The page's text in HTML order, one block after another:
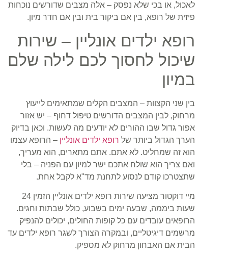
לאכול, או בכי שלא נפסק – אלה מצבים שדורשים נוכחות
פיזית של רופא, בין אם ביקור בית ובין אם חדר מיון.
רופא ילדים אונליין – שירות
שיכול לחסוך לכם לילה שלם
במיון
בין שני הקצוות – המצבים הקלים שמתאימים לייעוץ
מרחוק, לבין המצבים הדורשים טיפול דחוף – יש אזור
אפור גדול שבו ההורים לא יודעים מה לעשות. וכאן בדיוק
הערך הגדול ביותר של רופא ילדים אונליין – הרופא עצמו
הוא זה שמחליט. לא אתם. אתם מתארים, הוא מעריך,
ואם צריך הוא שולח אתכם ישר למיון עם הפניה – בלי
שתצטרכו קודם לנסוע לתחנת מד"א לקבל אחת.
מיי דוקטור מציעה שירות רופא ילדים אונליין הזמין 24
שעות ביממה, שבעה ימים בשבוע, כולל שבתות וחגים.
הרופאים עובדים עם כל קופות החולים, יכולים להנפיק
מרשמים דיגיטליים, ובמקרה הצורך לשגר רופא ילדים עד
הבית אם האבחון מרחוק לא מספיק.